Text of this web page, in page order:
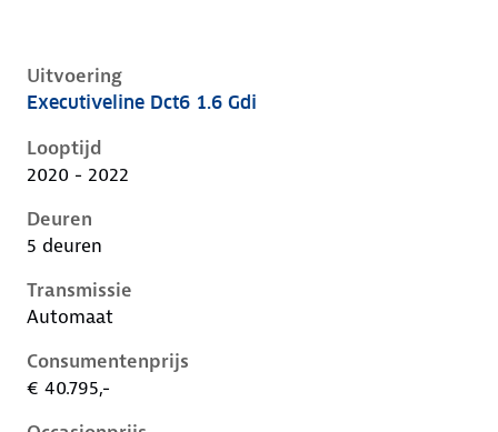
Uitvoering
Kia Niro i-de-1e-facelift, 1.6 gdi, 104 kW, Plug-in
Executiveline Dct6 1.6 Gdi
Looptijd
2020 - 2022
Deuren
5 deuren
Transmissie
Automaat
Consumentenprijs
€ 40.795,-